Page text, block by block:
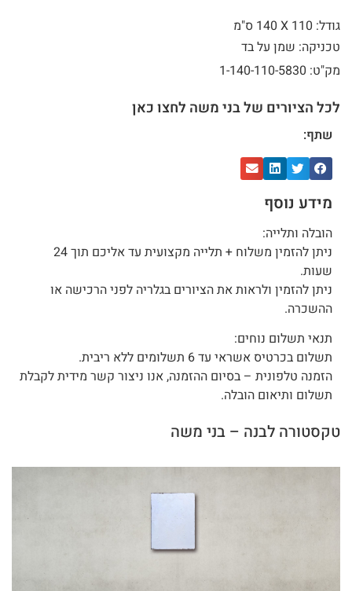
גודל: 110 X
140 ס"מ
טכניקה: שמן על בד
מק"ט: 1-140-110-5830
לכל הציורים של בני משה לחצו כאן
שתף:
מידע נוסף
הובלה ותלייה:
ניתן להזמין משלוח + תלייה מקצועית עד אליכם תוך 24
שעות.
ניתן להזמין ולראות את הציורים בגלריה לפני הרכישה או
ההשכרה.
תנאי תשלום נוחים:
תשלום בכרטיס אשראי עד 6 תשלומים ללא ריבית.
הזמנה טלפונית – בסיום ההזמנה, אנו ניצור קשר מידית לקבלת
תשלום ותיאום הובלה.
טקסטורה לבנה – בני משה